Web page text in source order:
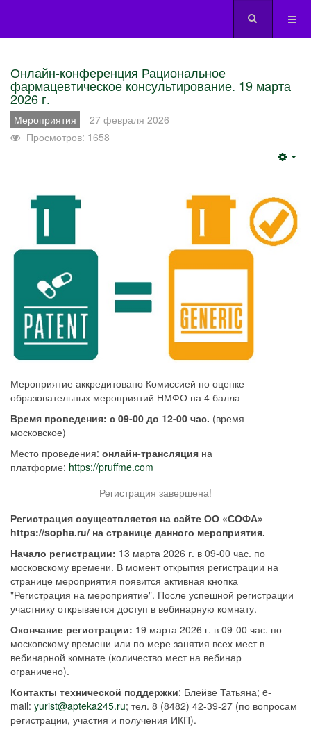
Онлайн-конференция Рациональное
фармацевтическое консультирование. 19 марта
2026 г.
Мероприятия
27 февраля 2026
Просмотров: 1658
Мероприятие аккредитовано Комиссией по оценке
образовательных мероприятий НМФО на 4 балла
Время проведения: с 09-00 до 12-00 час. (время
московское)
Место проведения: онлайн-трансляция на
платформе: https://pruffme.com
Регистрация завершена!
Регистрация осуществляется на сайте ОО «СОФА»
https://sopha.ru/ на странице данного мероприятия.
Начало регистрации: 13 марта 2026 г. в 09-00 час. по
московскому времени. В момент открытия регистрации на
странице мероприятия появится активная кнопка
"Регистрация на мероприятие". После успешной регистрации
участнику открывается доступ в вебинарную комнату.
Окончание регистрации: 19 марта 2026 г. в 09-00 час. по
московскому времени или по мере занятия всех мест в
вебинарной комнате (количество мест на вебинар
ограничено).
Контакты технической поддержки: Блейве Татьяна; e-
mail: yurist@apteka245.ru; тел. 8 (8482) 42-39-27 (по вопросам
регистрации, участия и получения ИКП).